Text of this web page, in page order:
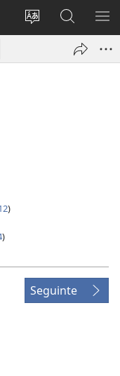
Alterar
língua
Entrar
(abre
Pesquisar
no
Site
)
)
Seguinte